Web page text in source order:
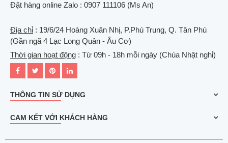
Đặt hàng online Zalo : 0907 111106 (Ms An)
Địa chỉ: 19/6/24 Hoàng Xuân Nhị, P.Phú Trung, Q. Tân Phú
(Gần ngã 4 Lạc Long Quân - Âu Cơ)
Thời gian hoạt động : Từ 09h - 18h mỗi ngày (Chúa Nhật nghỉ)
THÔNG TIN SỬ DỤNG
CAM KẾT VỚI KHÁCH HÀNG